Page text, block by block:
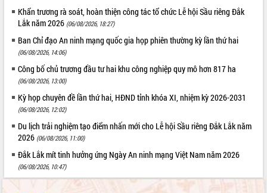
Khẩn trương rà soát, hoàn thiện công tác tổ chức Lễ hội Sầu riêng Đắk
Lắk năm 2026 (06/08/2026, 18:27)
Ban Chỉ đạo An ninh mạng quốc gia họp phiên thường kỳ lần thứ hai
(06/08/2026, 14:06)
Công bố chủ trương đầu tư hai khu công nghiệp quy mô hơn 817 ha
(06/08/2026, 13:00)
Kỳ họp chuyên đề lần thứ hai, HĐND tỉnh khóa XI, nhiệm kỳ 2026-2031
(06/08/2026, 12:02)
Du lịch trải nghiệm tạo điểm nhấn mới cho Lễ hội Sầu riêng Đắk Lắk năm
2026 (06/08/2026, 11:00)
Đắk Lắk mít tinh hưởng ứng Ngày An ninh mạng Việt Nam năm 2026
(06/08/2026, 10:47)